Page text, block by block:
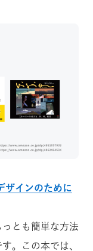
インのために
とも簡単な方法
。この本では、